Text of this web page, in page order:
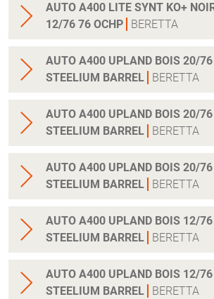
AUTO A400 LITE SYNT KO+
12/76 76 OCHP
BERETTA
AUTO A400 UPLAND BOIS 20/
STEELIUM BARREL
BERETTA
AUTO A400 UPLAND BOIS 20/
STEELIUM BARREL
BERETTA
AUTO A400 UPLAND BOIS 20/
STEELIUM BARREL
BERETTA
AUTO A400 UPLAND BOIS 12/
STEELIUM BARREL
BERETTA
AUTO A400 UPLAND BOIS 12/
STEELIUM BARREL
BERETTA